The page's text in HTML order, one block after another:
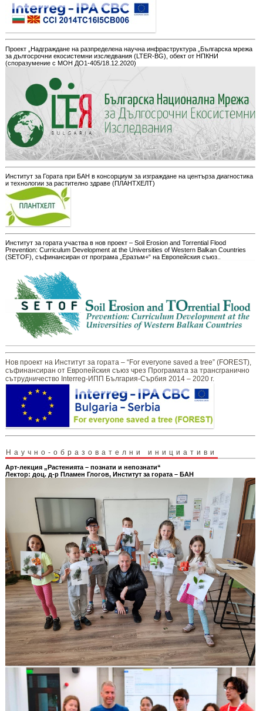
Проект „Надграждане на разпределена научна инфраструктура „Българска мрежа
за дългосрочни екосистемни изследвания (LTER-BG), обект от НПКНИ
(споразумение с МОН ДО1-405/18.12.2020)
Институт за Гората при БАН в консорциум за изграждане на центърза диагностика
и технологии за растително здраве (ПЛАНТХЕЛТ)
Институт за гората участва в нов проект – Soil Erosion and Torrential Flood
Prevention: Curriculum Development at the Universities of Western Balkan Countries
(SETOF), съфинансиран от програма „Еразъм+“ на Европейския съюз..
Нов проект на Институт за гората – “For everyone saved a tree” (FOREST),
съфинансиран от Европейския съюз чрез Програмата за трансгранично
сътрудничество Interreg-ИПП България-Сърбия 2014 – 2020 г.
Научно-образователни инициативи
Арт-лекция „Растенията – познати и непознати“
Лектор: доц. д-р Пламен Глогов, Институт за гората – БАН